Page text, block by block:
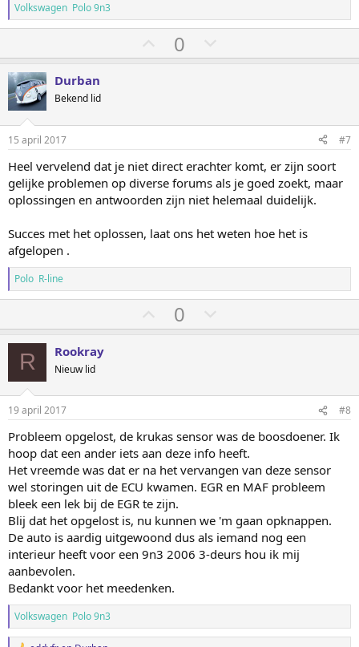
Volkswagen Polo 9n3
t
o
h
o
o
0
t
o
l
a
a
Durban
Bekend lid
15 april 2017 #7
Heel vervelend dat je niet direct erachter komt, er zijn soort
gelijke problemen op diverse forums als je goed zoekt, maar
oplossingen en antwoorden zijn niet helemaal duidelijk.
Succes met het oplossen, laat ons het weten hoe het is
afgelopen .
Polo R-line
t
o
h
o
o
g
0
t
o
l
a
a
g
R Rookray
Nieuw lid
19 april 2017 #8
Probleem opgelost, de krukas sensor was de boosdoener. Ik
hoop dat een ander iets aan deze info heeft.
Het vreemde was dat er na het vervangen van deze sensor
wel storingen uit de ECU kwamen. EGR en MAF probleem
bleek een lek bij de EGR te zijn.
Blij dat het opgelost is, nu kunnen we 'm gaan opknappen.
De auto is aardig uitgewoond dus als iemand nog een
interieur heeft voor een 9n3 2006 3-deurs hou ik mij
aanbevolen.
Bedankt voor het meedenken.
Volkswagen Polo 9n3